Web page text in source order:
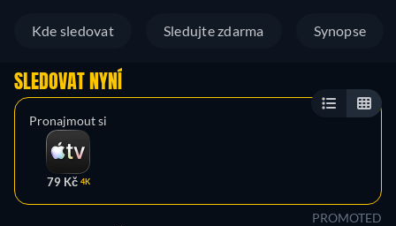
Kde sledovat Sledujte zdarma Synopse
SLEDOVAT NYNÍ
Pronajmout si
79 Kč 4K
PROMOTED